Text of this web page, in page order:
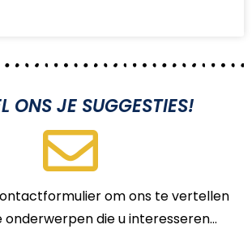
ONS JE SUGGESTIES!
om ons te vertellen
onderwerpen die u interesseren…